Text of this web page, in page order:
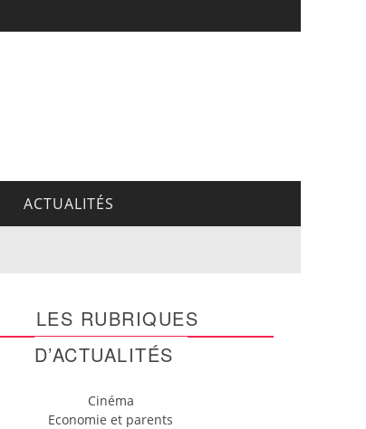
ACTUALITÉS
LES RUBRIQUES
D’ACTUALITÉS
Cinéma
Economie et parents